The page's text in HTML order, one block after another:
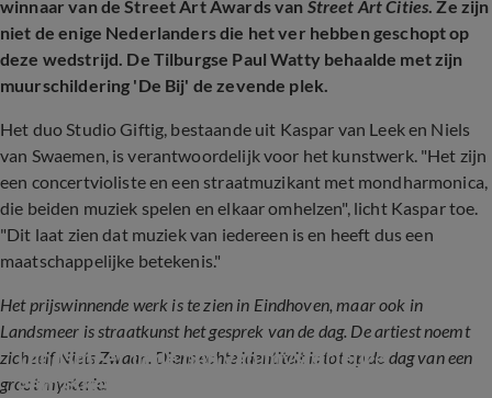
winnaar van de Street Art Awards van Street Art Cities. Ze zijn
niet de enige Nederlanders die het ver hebben geschopt op
deze wedstrijd. De Tilburgse Paul Watty behaalde met zijn
muurschildering 'De Bij' de zevende plek.
Het duo Studio Giftig, bestaande uit Kaspar van Leek en Niels
van Swaemen, is verantwoordelijk voor het kunstwerk. "Het zijn
een concertvioliste en een straatmuzikant met mondharmonica,
die beiden muziek spelen en elkaar omhelzen", licht Kaspar toe.
"Dit laat zien dat muziek van iedereen is en heeft dus een
maatschappelijke betekenis."
Het prijswinnende werk is te zien in Eindhoven, maar ook in
Landsmeer is straatkunst het gesprek van de dag. De artiest noemt
zichzelf Niets Zwaan. Diens echte identiteit is tot op de dag van een
groot mysterie:
Landsmeer in de ban van mysterieuze,
gemaskerde kunstenaar